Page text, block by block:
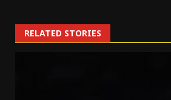
RELATED STORIES